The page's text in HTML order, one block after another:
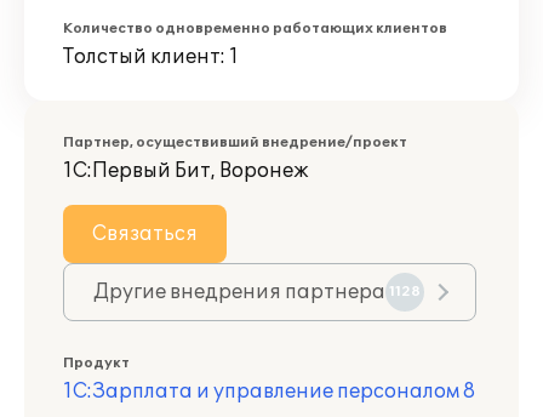
Количество одновременно работающих клиентов
Толстый клиент: 1
Партнер, осуществивший внедрение/проект
1С:Первый Бит, Воронеж
Связаться
Другие внедрения партнера 1128
Продукт
1С:Зарплата и управление персоналом 8